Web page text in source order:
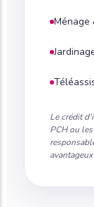
Ménage
Le crédit
PCH ou